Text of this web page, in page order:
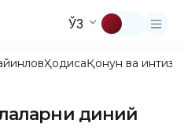
ЎЗ
ҲодисаҚонун ва
диний